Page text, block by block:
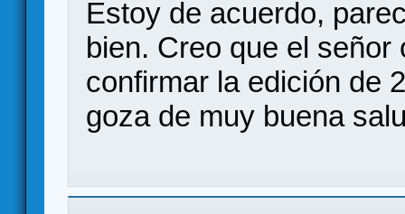
Estoy de acuerdo,
bien. Creo que el
confirmar la edición de
goza de muy buena